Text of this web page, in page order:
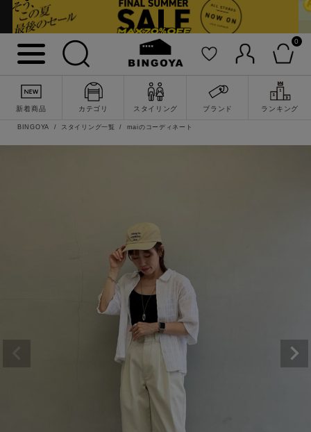
0
新着商品 カテゴリ スタイリング ブランド ランキング
BINGOYA スタイリング一覧 maiのコーディネート